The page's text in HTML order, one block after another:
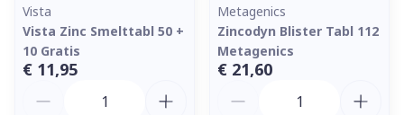
Vista
Vista Zinc Smelttabl 50 +
10 Gratis
€ 11,95
Metagenics
Zincodyn Blister Tabl 112
Metagenics
€ 21,60